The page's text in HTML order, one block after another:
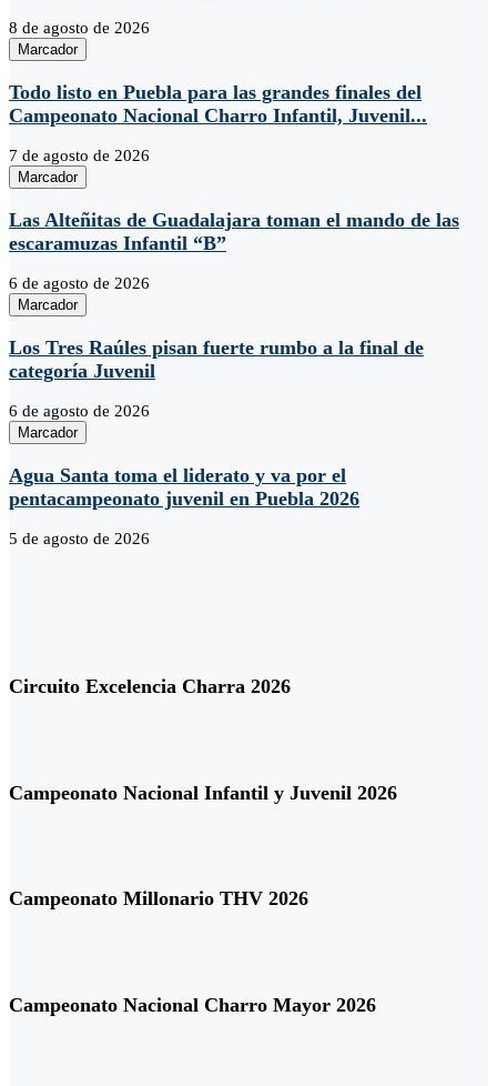
8 de agosto de 2026
Marcador
Todo listo en Puebla para las grandes finales del
Campeonato Nacional Charro Infantil, Juvenil...
7 de agosto de 2026
Marcador
Las Alteñitas de Guadalajara toman el mando de las
escaramuzas Infantil “B”
6 de agosto de 2026
Marcador
Los Tres Raúles pisan fuerte rumbo a la final de
categoría Juvenil
6 de agosto de 2026
Marcador
Agua Santa toma el liderato y va por el
pentacampeonato juvenil en Puebla 2026
5 de agosto de 2026
Circuito Excelencia Charra 2026
Campeonato Nacional Infantil y Juvenil 2026
Campeonato Millonario THV 2026
Campeonato Nacional Charro Mayor 2026